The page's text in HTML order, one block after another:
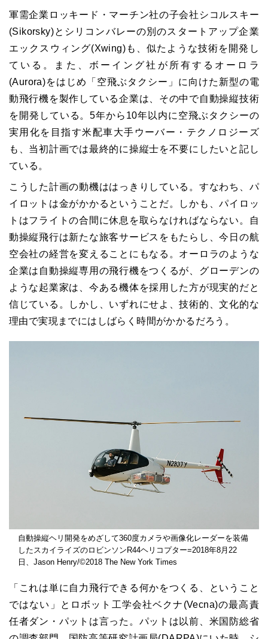
軍需企業ロッキード・マーチン社の子会社シコルスキー
(Sikorsky)とシリコンバレーの別のスタートアップ企業
エックスウィング(Xwing)も、似たような技術を開発し
ている。また、ボーイング社が所有するオーロラ
(Aurora)をはじめ「空飛ぶタクシー」に向けた新型の電
動飛行機を製作している企業は、その中で自動操縦技術
を開発している。5年から10年以内に空飛ぶタクシーの
実用化を目指す米配車大手ウーバー・テクノロジーズ
も、当初計画では最終的に操縦士を不要にしたいと記し
ている。
こうした計画の動機ははっきりしている。すなわち、パ
イロットは金がかかるということだ。しかも、パイロッ
トはフライトの合間に休息を取らなければならない。自
動操縦飛行は新たな旅客サービスをもたらし、今日の航
空会社の経営を変えることにもなる。オーロラのような
企業は自動操縦専用の飛行機をつくるが、グローデンの
ような起業家は、今ある機体を採用した方が現実的だと
信じている。しかし、いずれにせよ、技術的、文化的な
理由で実現までにはしばらく時間がかかるだろう。
自動操縦ヘリ開発をめざして360度カメラや画像化レーダーを装備
したスカイライズのロビンソンR44ヘリコプター=2018年8月22
日、Jason Henry/©2018 The New York Times
「これは単に自力飛行できる何かをつくる、ということ
ではない」とロボット工学会社ベクナ(Vecna)の最高責
任者ダン・パットは言った。パットは以前、米国防総省